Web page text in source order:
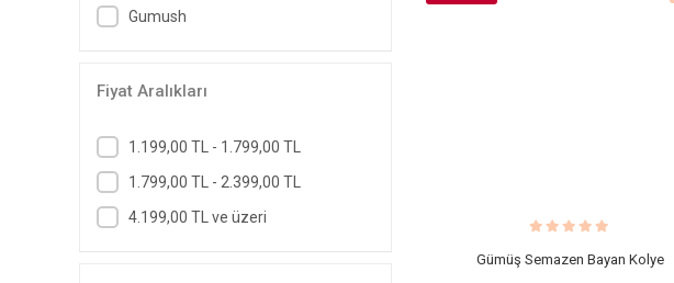
Gumush
Fiyat Aralıkları
1.199,00 TL - 1.799,00 TL
1.799,00 TL - 2.399,00 TL
4.199,00 TL ve üzeri
Gümüş Semazen Bayan Kolye